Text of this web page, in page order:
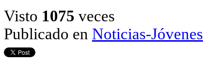
Visto 1075 veces
Publicado en Noticias-Jóvenes